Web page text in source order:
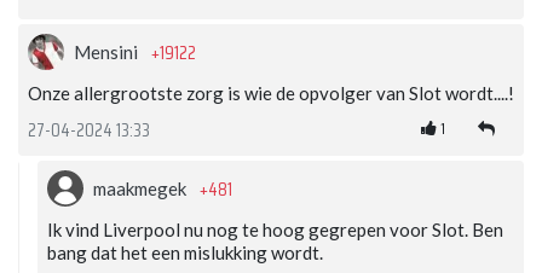
Mensini +19122
Onze allergrootste zorg is wie de opvolger van Slot wordt....!
27-04-2024 13:33 1
maakmegek +481
Ik vind Liverpool nu nog te hoog gegrepen voor Slot. Ben
bang dat het een mislukking wordt.